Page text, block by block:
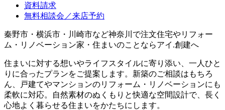
資料請求
無料相談会／来店予約
秦野市・横浜市・川崎市など神奈川で注文住宅やリフォー
ム・リノベーション家・住まいのことならアイ.創建へ
住まいに対する想いやライフスタイルに寄り添い、一人ひと
りに合ったプランをご提案します。新築のご相談はもちろ
ん、戸建てやマンションのリフォーム・リノベーションにも
柔軟に対応。自然素材のぬくもりと快適な空間設計で、長く
心地よく暮らせる住まいをかたちにします。